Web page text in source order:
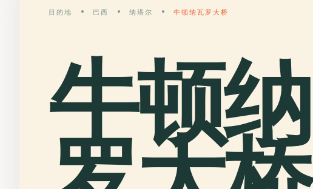
目的地 巴西 纳塔尔 牛顿纳瓦罗大桥
牛顿纳